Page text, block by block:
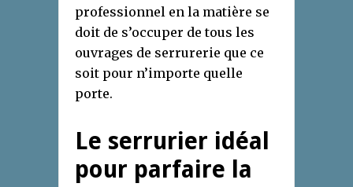
professionnel en la matière se
doit de s’occuper de tous les
ouvrages de serrurerie que ce
soit pour n’importe quelle
porte.
Le serrurier idéal
pour parfaire la